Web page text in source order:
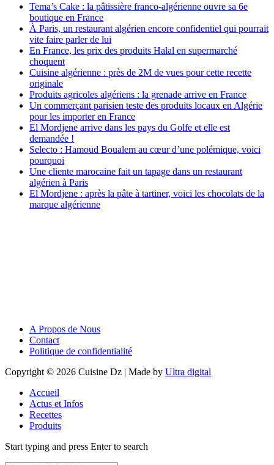
Tema’s Cake : la pâtissière franco-algérienne ouvre sa 6e
boutique en France
À Paris, un restaurant algérien encore confidentiel qui pourrait
vite faire parler de lui
En France, les prix des produits Halal en supermarché
choquent
Cuisine algérienne : près de 2M de vues pour cette recette
originale
Produits agricoles algériens : la grenade arrive en France
Un commerçant parisien teste des produits locaux en Algérie
pour les importer en France
El Mordjene arrive dans les pays du Golfe et elle est
demandée !
Selecto : Hamoud Boualem au cœur d’une polémique, voici
pourquoi
Une cliente marocaine fait un tapage dans un restaurant
algérien à Paris
El Mordjene : après la pâte à tartiner, voici les chocolats de la
marque algérienne
A Propos de Nous
Contact
Politique de confidentialité
Copyright © 2026 Cuisine Dz | Made by Ultra digital
Accueil
Actus et Infos
Recettes
Produits
Start typing and press Enter to search